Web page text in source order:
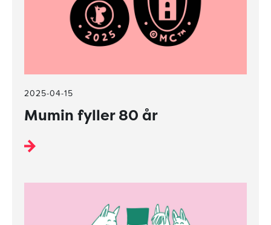
2025-04-15
Mumin fyller 80 år